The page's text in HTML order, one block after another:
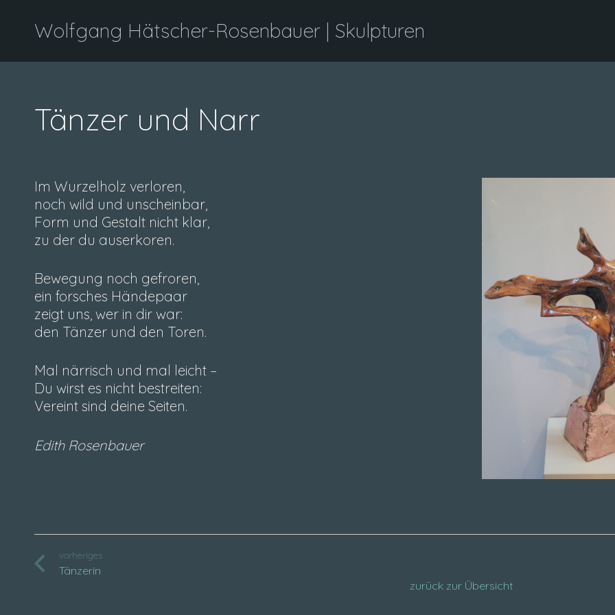
Wolfgang Hätscher-Rosenbauer | Skulpturen
Tänzer und Narr
Im Wurzelholz verloren,
noch wild und unscheinbar,
Form und Gestalt nicht klar,
zu der du auserkoren.
Bewegung noch gefroren,
ein forsches Händepaar
zeigt uns, wer in dir war:
den Tänzer und den Toren.
Mal närrisch und mal leicht –
Du wirst es nicht bestreiten:
Vereint sind deine Seiten.
Edith Rosenbauer
vorheriges
Tänzerin
zurück zur Übersicht